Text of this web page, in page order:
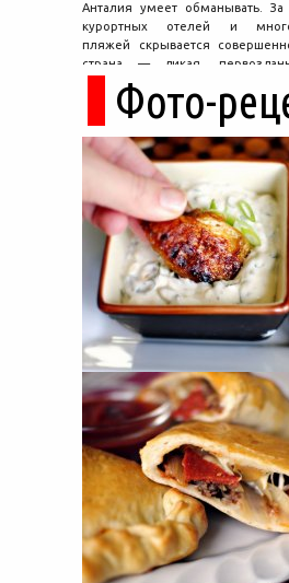
Анталия умеет обманывать. За
курортных отелей и
пляжей скрывается
страна — дикая,
древние руины дремлют в тени
горные дороги ведут к местам,
не расскажет ни один
Фото-